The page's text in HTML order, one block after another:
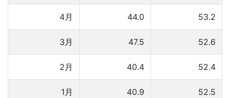
4月 44.0 53.2
3月 47.5 52.6
2月 40.4 52.4
1月 40.9 52.5